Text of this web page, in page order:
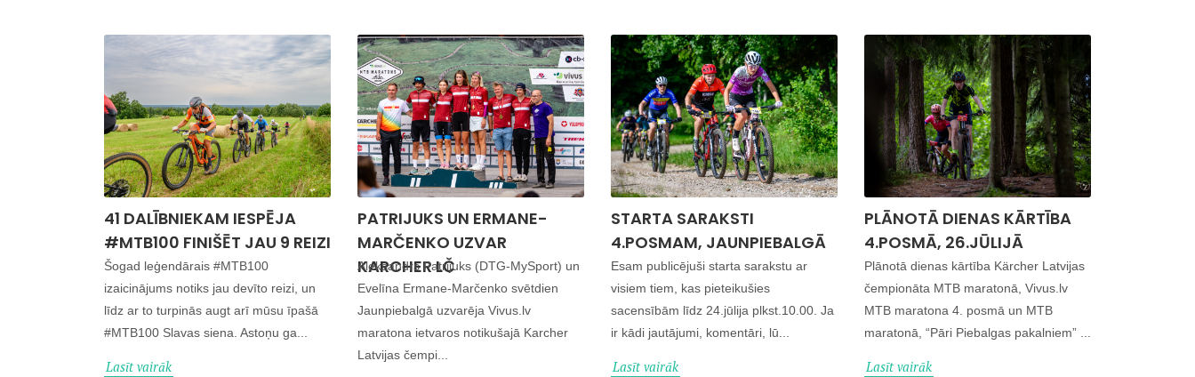
41 DALĪBNIEKAM IESPĒJA
#MTB100 FINIŠĒT JAU 9 REIZI
Šogad leģendārais #MTB100
izaicinājums notiks jau devīto reizi, un
līdz ar to turpinās augt arī mūsu īpašā
#MTB100 Slavas siena. Astoņu ga...
Lasīt vairāk
PATRIJUKS UN ERMANE-
MARČENKO UZVAR
KARCHER LČ
Aleksandrs Patrijuks (DTG-MySport) un
Evelīna Ermane-Marčenko svētdien
Jaunpiebalgā uzvarēja Vivus.lv
maratona ietvaros notikušajā Karcher
Latvijas čempi...
STARTA SARAKSTI
4.POSMAM, JAUNPIEBALGĀ
Esam publicējuši starta sarakstu ar
visiem tiem, kas pieteikušies
sacensībām līdz 24.jūlija plkst.10.00. Ja
ir kādi jautājumi, komentāri, lū...
Lasīt vairāk
PLĀNOTĀ DIENAS KĀRTĪBA
4.POSMĀ, 26.JŪLIJĀ
Plānotā dienas kārtība Kärcher Latvijas
čempionāta MTB maratonā, Vivus.lv
MTB maratona 4. posmā un MTB
maratonā, “Pāri Piebalgas pakalniem” ...
Lasīt vairāk